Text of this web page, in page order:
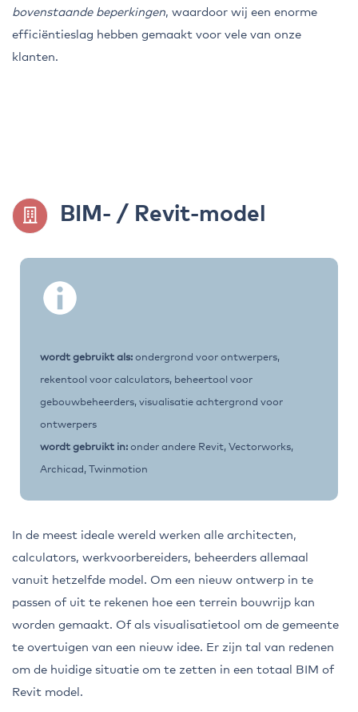
bovenstaande beperkingen, waardoor wij een enorme
efficiëntieslag hebben gemaakt voor vele van onze
klanten.
BIM- / Revit-model
wordt gebruikt als: ondergrond voor ontwerpers,
rekentool voor calculators, beheertool voor
gebouwbeheerders, visualisatie achtergrond voor
ontwerpers
wordt gebruikt in: onder andere Revit, Vectorworks,
Archicad, Twinmotion
In de meest ideale wereld werken alle architecten,
calculators, werkvoorbereiders, beheerders allemaal
vanuit hetzelfde model. Om een nieuw ontwerp in te
passen of uit te rekenen hoe een terrein bouwrijp kan
worden gemaakt. Of als visualisatietool om de gemeente
te overtuigen van een nieuw idee. Er zijn tal van redenen
om de huidige situatie om te zetten in een totaal BIM of
Revit model.